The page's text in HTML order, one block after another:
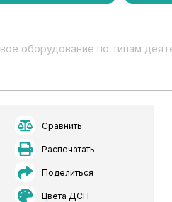
оборудование по типам
Сравнить
Распечатать
Поделиться
Цвета ДСП